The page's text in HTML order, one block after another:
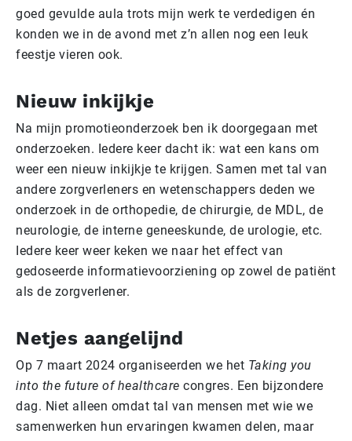
goed gevulde aula trots mijn werk te verdedigen én
konden we in de avond met z’n allen nog een leuk
feestje vieren ook.
Nieuw inkijkje
Na mijn promotieonderzoek ben ik doorgegaan met
onderzoeken. Iedere keer dacht ik: wat een kans om
weer een nieuw inkijkje te krijgen. Samen met tal van
andere zorgverleners en wetenschappers deden we
onderzoek in de orthopedie, de chirurgie, de MDL, de
neurologie, de interne geneeskunde, de urologie, etc.
Iedere keer weer keken we naar het effect van
gedoseerde informatievoorziening op zowel de patiënt
als de zorgverlener.
Netjes aangelijnd
Op 7 maart 2024 organiseerden we het Taking you
into the future of healthcare congres. Een bijzondere
dag. Niet alleen omdat tal van mensen met wie we
samenwerken hun ervaringen kwamen delen, maar